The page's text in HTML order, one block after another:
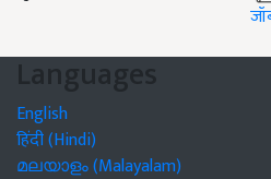
Languages
English
हिंदी (Hindi)
മലയാളം (Malayalam)